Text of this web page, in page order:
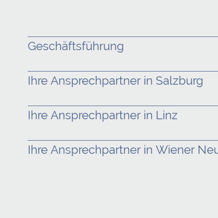
Geschäftsführung
Ihre Ansprechpartner in Salzburg
Ihre Ansprechpartner in Linz
Ihre Ansprechpartner in Wiener